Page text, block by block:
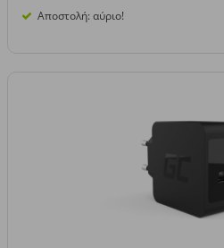
Αποστολή: αύριο!